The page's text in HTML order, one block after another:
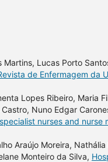
Lucas Porto
de Enfermagem da
Lopes Ribeiro, Maria
Nuno Edgar
nurses and nurse
Araújo Moreira,
Monteiro da Silva,